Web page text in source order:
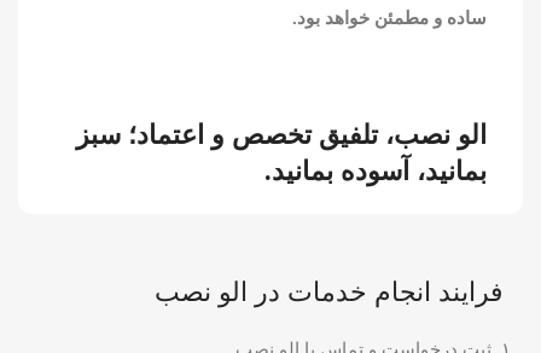
ساده و مطمئن خواهد بود.
الو نصب، تلفیق تخصص و اعتماد؛ سبز
بمانید، آسوده بمانید.
فرایند انجام خدمات در الو نصب
۱. ثبت درخواست و تماس با الو نصب